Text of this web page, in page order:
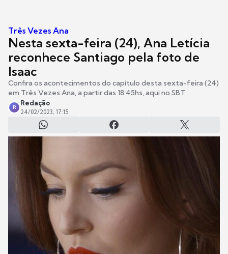
Três Vezes Ana
Nesta sexta-feira (24), Ana Letícia
reconhece Santiago pela foto de
Isaac
Confira os acontecimentos do capítulo desta sexta-feira (24)
em Três Vezes Ana, a partir das 18:45hs, aqui no SBT
R
Redação
24/02/2023, 17:15